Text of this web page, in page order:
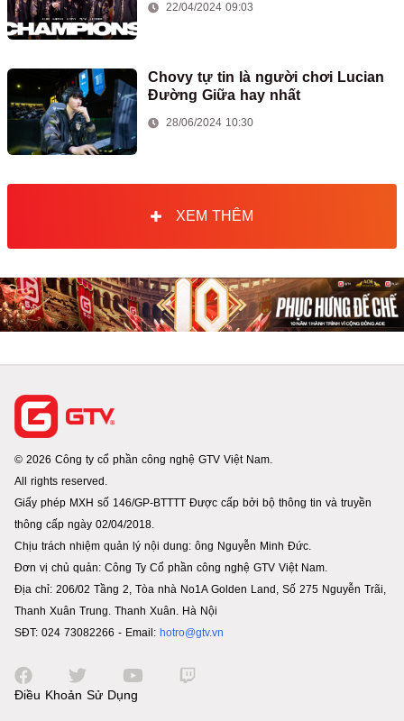
22/04/2024 09:03
Chovy tự tin là người chơi Lucian
Đường Giữa hay nhất
28/06/2024 10:30
XEM THÊM
© 2026 Công ty cổ phần công nghệ GTV Việt Nam.
All rights reserved.
Giấy phép MXH số 146/GP-BTTTT Được cấp bởi bộ thông tin và truyền
thông cấp ngày 02/04/2018.
Chịu trách nhiệm quản lý nội dung: ông Nguyễn Minh Đức.
Đơn vị chủ quản: Công Ty Cổ phần công nghệ GTV Việt Nam.
Địa chỉ: 206/02 Tầng 2, Tòa nhà No1A Golden Land, Số 275 Nguyễn Trãi,
Thanh Xuân Trung. Thanh Xuân. Hà Nội
SĐT: 024 73082266 - Email: hotro@gtv.vn
Điều Khoản Sử Dụng